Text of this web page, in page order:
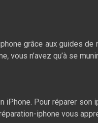
grâce aux guides
vous n’avez qu’à se
iPhone. Pour réparer
iphone vous